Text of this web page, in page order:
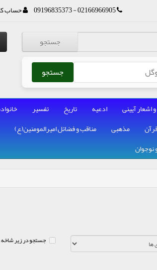
02166966905 - 09196835373 حساب
جستجو
جستجو
اشعار آیینی ادعیه تاریخ تفسیر
مذهبی مناقب و فضائل امیرالمومنین(ع)
جستجو در زیر شاخه